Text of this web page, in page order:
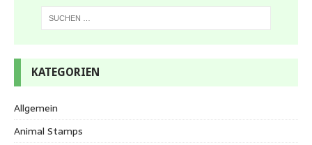
KATEGORIEN
Allgemein
Animal Stamps